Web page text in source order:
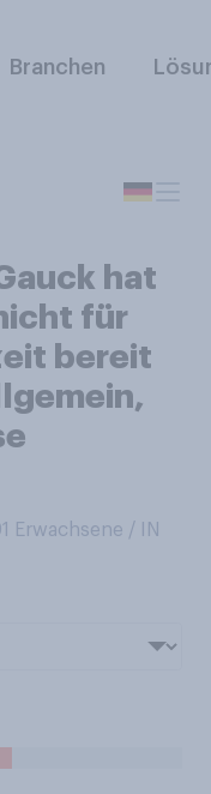
Branchen
hat
für
bereit
Erwachsene / IN